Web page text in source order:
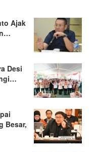
Ajak
Desi
Besar,